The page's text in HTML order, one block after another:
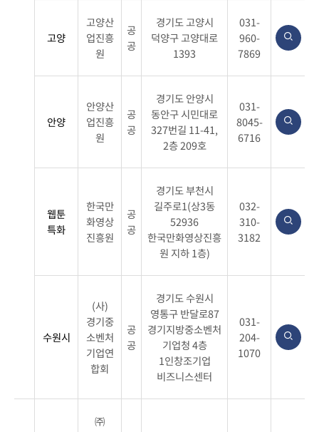
고양
고양산
업진흥
원
공
공
경기도 고양시
덕양구 고양대로
1393
031-
960-
7869
안양
안양산
업진흥
원
공
공
경기도 안양시
동안구 시민대로
327번길 11-41,
2층 209호
031-
8045-
6716
웹툰
특화
한국만
화영상
진흥원
공
공
경기도 부천시
길주로1(상3동
52936
한국만화영상진흥
원 지하 1층)
032-
310-
3182
수원시
(사)
경기중
소벤처
기업연
합회
공
공
경기도 수원시
영통구 반달로87
경기지방중소벤처
기업청 4층
1인창조기업
비즈니스센터
031-
204-
1070
㈜